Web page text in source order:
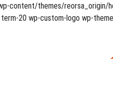
content/themes/reorsa_origin/
20 wp-custom-logo wp-